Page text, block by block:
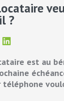
?
est au
téléphone